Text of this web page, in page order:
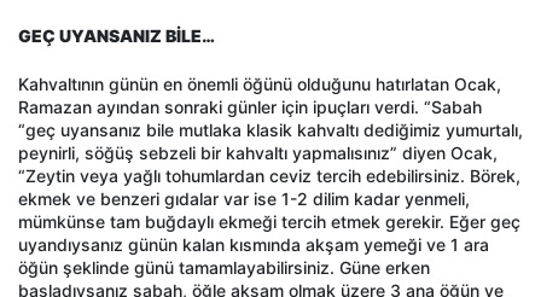
GEÇ UYANSANIZ BİLE…
Kahvaltının günün en önemli öğünü olduğunu hatırlatan Ocak,
Ramazan ayından sonraki günler için ipuçları verdi. “Sabah
“geç uyansanız bile mutlaka klasik kahvaltı dediğimiz yumurtalı,
peynirli, söğüş sebzeli bir kahvaltı yapmalısınız” diyen Ocak,
“Zeytin veya yağlı tohumlardan ceviz tercih edebilirsiniz. Börek,
ekmek ve benzeri gıdalar var ise 1-2 dilim kadar yenmeli,
mümkünse tam buğdaylı ekmeği tercih etmek gerekir. Eğer geç
uyandıysanız günün kalan kısmında akşam yemeği ve 1 ara
öğün şeklinde günü tamamlayabilirsiniz. Güne erken
başladıysanız sabah, öğle akşam olmak üzere 3 ana öğün ve